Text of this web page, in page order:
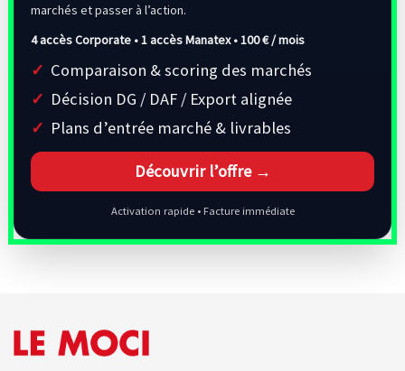
marchés et passer à l’action.
4 accès Corporate • 1 accès Manatex •100 € / mois
Comparaison & scoring des marchés
Décision DG / DAF / Export alignée
Plans d’entrée marché & livrables
Découvrir l’offre →
Activation rapide • Facture immédiate